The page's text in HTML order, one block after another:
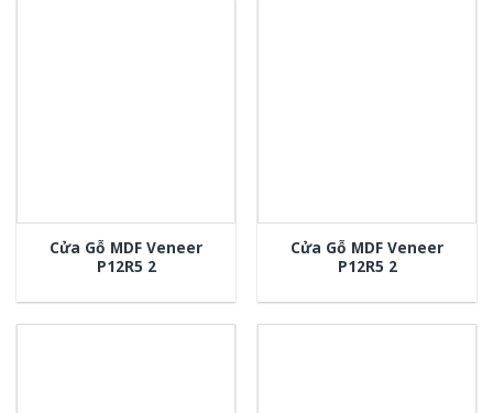
Cửa Gỗ MDF Veneer
P12R5 2
Cửa Gỗ MDF Veneer
P12R5 2